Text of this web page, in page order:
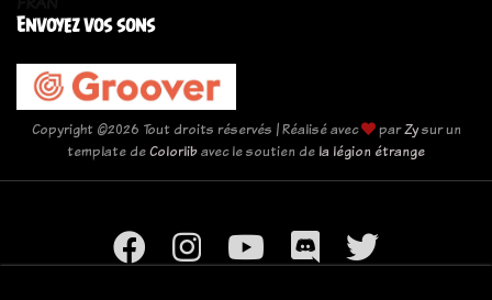
Envoyez vos sons
Copyright ©2026 Tout droits réservés | Réalisé avec parZysur un
template deColorlibavec le soutien de la légion étrange